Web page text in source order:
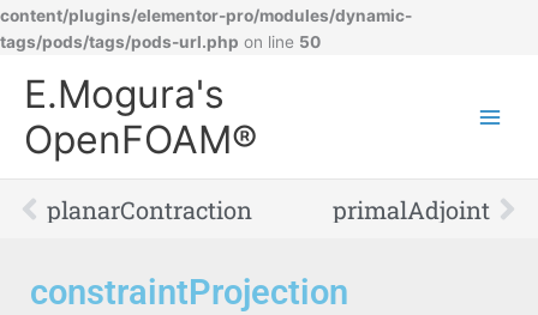
content/plugins/elementor-pro/modules/dynamic-
tags/pods/tags/pods-url.php on line 50
E.Mogura's
OpenFOAM®
Prev
planarContraction primalAdjoint
constraintProjection